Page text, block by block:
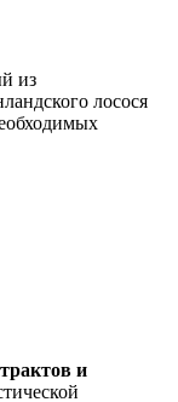
из
лосося
и